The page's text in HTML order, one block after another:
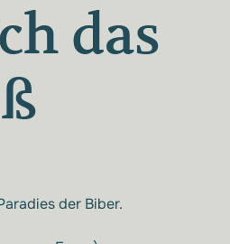
das
der Biber.